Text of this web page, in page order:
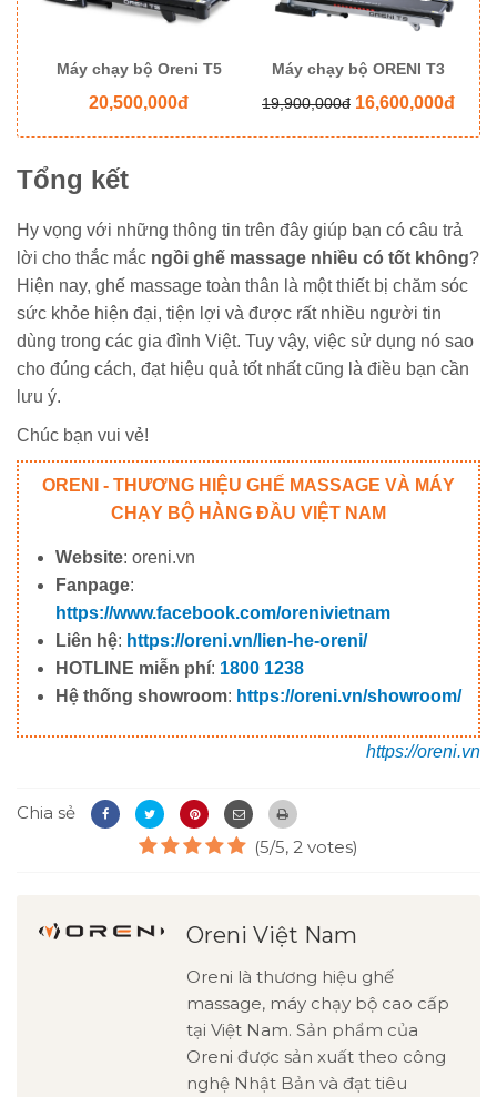
Máy chạy bộ Oreni T5
20,500,000đ
Máy chạy bộ ORENI T3
19,900,000đ 16,600,000đ
Tổng kết
Hy vọng với những thông tin trên đây giúp bạn có câu trả
lời cho thắc mắc ngồi ghế massage nhiều có tốt không?
Hiện nay, ghế massage toàn thân là một thiết bị chăm sóc
sức khỏe hiện đại, tiện lợi và được rất nhiều người tin
dùng trong các gia đình Việt. Tuy vậy, việc sử dụng nó sao
cho đúng cách, đạt hiệu quả tốt nhất cũng là điều bạn cần
lưu ý.
Chúc bạn vui vẻ!
ORENI - THƯƠNG HIỆU GHẾ MASSAGE VÀ MÁY
CHẠY BỘ HÀNG ĐẦU VIỆT NAM
Website: oreni.vn
Fanpage:
https://www.facebook.com/orenivietnam
Liên hệ: https://oreni.vn/lien-he-oreni/
HOTLINE miễn phí: 1800 1238
Hệ thống showroom: https://oreni.vn/showroom/
https://oreni.vn
Chia sẻ
(5/5, 2 votes)
Oreni Việt Nam
Oreni là thương hiệu ghế
massage, máy chạy bộ cao cấp
tại Việt Nam. Sản phẩm của
Oreni được sản xuất theo công
nghệ Nhật Bản và đạt tiêu